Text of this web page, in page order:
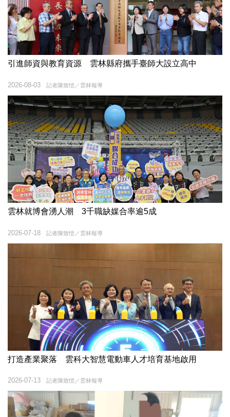
引進師資與教育資源 雲林縣府攜手臺師大設立高中
記者陳致愷／雲林報導
2026-08-03
雲林就博會湧人潮 3千職缺媒合率逾5成
記者陳致愷／雲林報導
2026-07-18
打造產業聚落 雲科大智慧電動車人才培育基地啟用
記者陳致愷／雲林報導
2026-07-13